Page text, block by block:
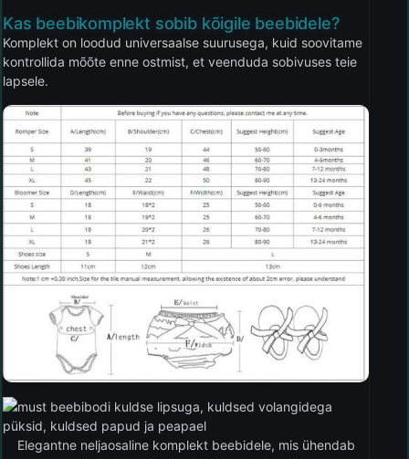
Kas beebikomplekt sobib kõigile beebidele?
Komplekt on loodud universaalse suurusega, kuid soovitame
kontrollida mõõte enne ostmist, et veenduda sobivuses teie
lapsele.
Elegantne neljaosaline komplekt beebidele, mis ühendab